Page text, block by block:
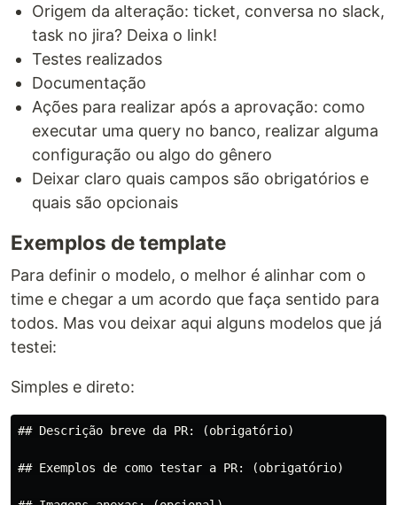
Origem da alteração: ticket, conversa no slack,
task no jira? Deixa o link!
Testes realizados
Documentação
Ações para realizar após a aprovação: como
executar uma query no banco, realizar alguma
configuração ou algo do gênero
Deixar claro quais campos são obrigatórios e
quais são opcionais
Exemplos de template
Para definir o modelo, o melhor é alinhar com o
time e chegar a um acordo que faça sentido para
todos. Mas vou deixar aqui alguns modelos que já
testei:
Simples e direto:
## Descrição breve da PR: (obrigatório)
## Exemplos de como testar a PR: (obrigatório)